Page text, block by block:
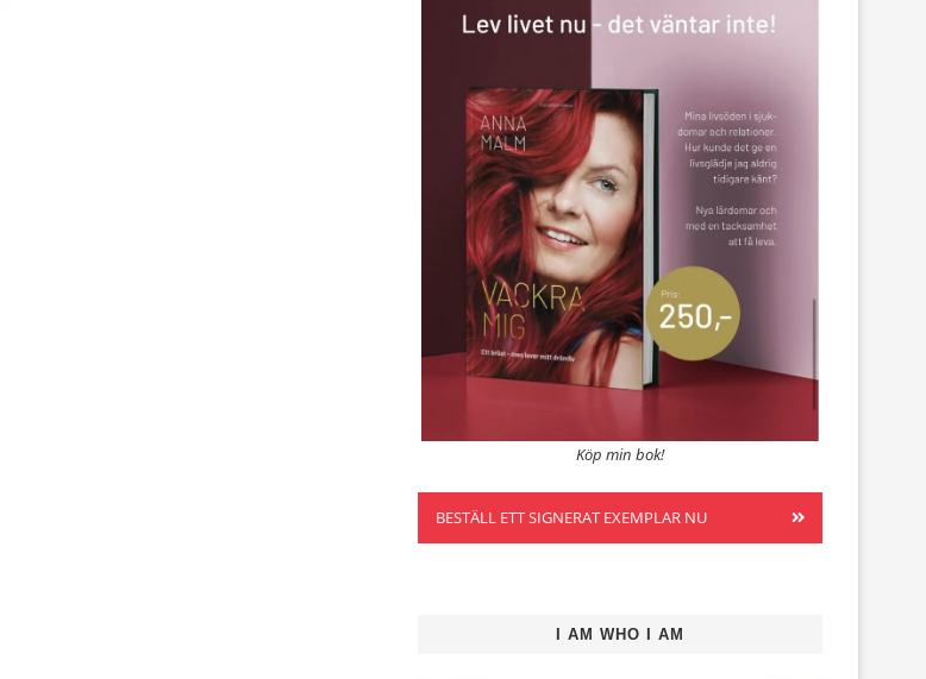
Köp min bok!
BESTÄLL ETT SIGNERAT EXEMPLAR NU
I AM WHO I AM